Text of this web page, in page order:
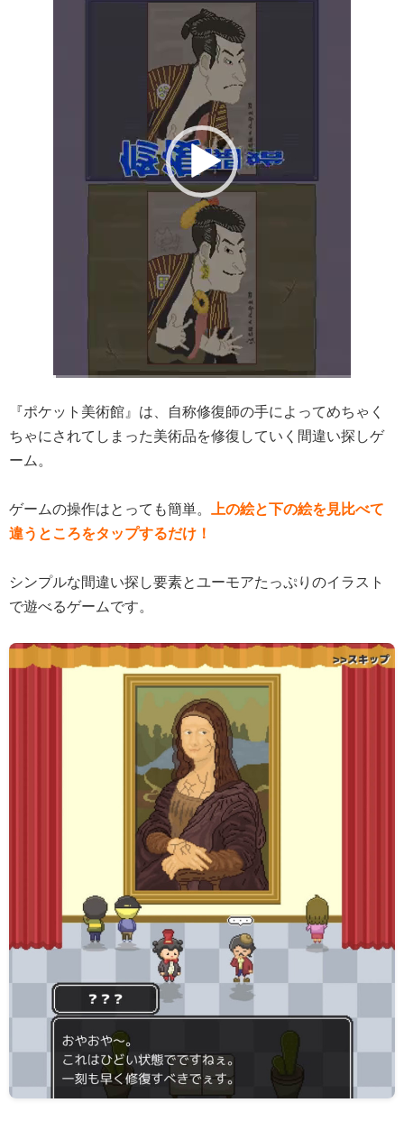
『ポケット美術館』は、自称修復師の手によってめちゃく
ちゃにされてしまった美術品を修復していく間違い探しゲ
ーム。
ゲームの操作はとっても簡単。
上の絵と下の絵を見比べて
違うところをタップするだけ！
シンプルな間違い探し要素とユーモアたっぷりのイラスト
で遊べるゲームです。